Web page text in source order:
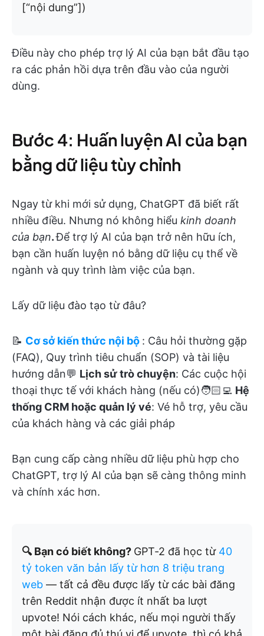
[“nội dung”])
Điều này cho phép trợ lý AI của bạn bắt đầu tạo
ra các phản hồi dựa trên đầu vào của người
dùng.
Bước 4: Huấn luyện AI của bạn
bằng dữ liệu tùy chỉnh
Ngay từ khi mới sử dụng, ChatGPT đã biết rất
nhiều điều. Nhưng nó không hiểu kinh doanh
của bạn.Để trợ lý AI của bạn trở nên hữu ích,
bạn cần huấn luyện nó bằng dữ liệu cụ thể về
ngành và quy trình làm việc của bạn.
Lấy dữ liệu đào tạo từ đâu?
📝 Cơ sở kiến thức nội bộ : Câu hỏi thường gặp
(FAQ), Quy trình tiêu chuẩn (SOP) và tài liệu
hướng dẫn💬 Lịch sử trò chuyện: Các cuộc hội
thoại thực tế với khách hàng (nếu có)🧑🏻‍💻 Hệ
thống CRM hoặc quản lý vé: Vé hỗ trợ, yêu cầu
của khách hàng và các giải pháp
Bạn cung cấp càng nhiều dữ liệu phù hợp cho
ChatGPT, trợ lý AI của bạn sẽ càng thông minh
và chính xác hơn.
🔍 Bạn có biết không? GPT-2 đã học từ 40
tỷ token văn bản lấy từ hơn 8 triệu trang
web — tất cả đều được lấy từ các bài đăng
trên Reddit nhận được ít nhất ba lượt
upvote! Nói cách khác, nếu mọi người thấy